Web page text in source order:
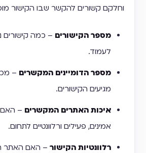
וחלקם קשורים להקשר שבו הקישור
מספר הקישורים – כמה קישורים
לעמוד.
מספר הדומיינים המקשרים –
מגיעים הקישורים.
איכות האתרים המקשרים –
אמינים, פעילים ורלוונטיים לתחום.
רלוונטיות הקישור – האם האתר